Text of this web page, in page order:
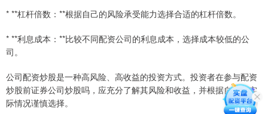
* **杠杆倍数：**根据自己的风险承受能力选择合适的杠杆倍数。
* **利息成本：**比较不同配资公司的利息成本，选择成本较低的公
司。
公司配资炒股是一种高风险、高收益的投资方式。投资者在参与配资
炒股前证券公司炒股吗，应充分了解其风险和收益，并根据自己的实
际情况谨慎选择。